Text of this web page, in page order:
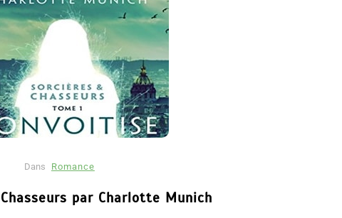
Dans Romance
par Charlotte Munich